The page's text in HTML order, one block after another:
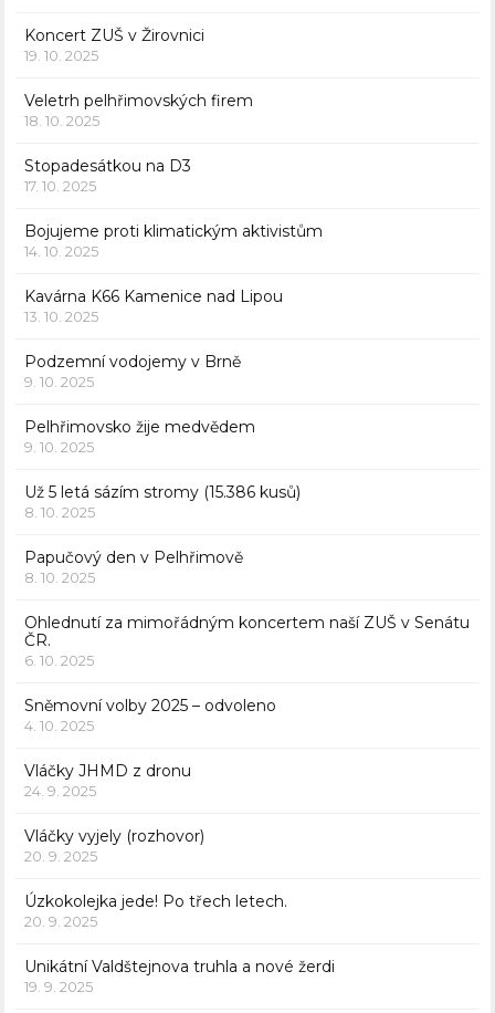
Koncert ZUŠ v Žirovnici
19. 10. 2025
Veletrh pelhřimovských firem
18. 10. 2025
Stopadesátkou na D3
17. 10. 2025
Bojujeme proti klimatickým aktivistům
14. 10. 2025
Kavárna K66 Kamenice nad Lipou
13. 10. 2025
Podzemní vodojemy v Brně
9. 10. 2025
Pelhřimovsko žije medvědem
9. 10. 2025
Už 5 letá sázím stromy (15.386 kusů)
8. 10. 2025
Papučový den v Pelhřimově
8. 10. 2025
Ohlednutí za mimořádným koncertem naší ZUŠ v Senátu
ČR.
6. 10. 2025
Sněmovní volby 2025 – odvoleno
4. 10. 2025
Vláčky JHMD z dronu
24. 9. 2025
Vláčky vyjely (rozhovor)
20. 9. 2025
Úzkokolejka jede! Po třech letech.
20. 9. 2025
Unikátní Valdštejnova truhla a nové žerdi
19. 9. 2025